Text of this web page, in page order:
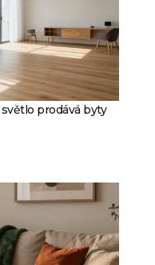
prodává byty